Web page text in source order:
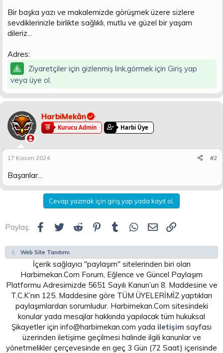
Bir başka yazı ve makalemizde görüşmek üzere sizlere
sevdiklerinizle birlikte sağlıklı, mutlu ve güzel bir yaşam
dileriz...
Adres:
Ziyaretçiler için gizlenmiş link,görmek için Giriş yap
veya üye ol.
HarbiMekân
Kurucu Admin Harbi Üye
17 Kasım 2024 #2
Başarılar...
Cevap yazmak için giriş yap yada kayıt ol.
Paylaş: Facebook
Twitter Reddit Pinterest
Tumblr WhatsApp
E-posta
Web Site Tanıtımı
İçerik sağlayıcı "paylaşım" sitelerinden biri olan
Harbimekan.Com Forum, Eğlence ve Güncel Paylaşım
Platformu Adresimizde 5651 Sayılı Kanun’un 8. Maddesine ve
T.C.K’nın 125. Maddesine göre TÜM ÜYELERİMİZ yaptıkları
paylaşımlardan sorumludur. Harbimekan.Com sitesindeki
konular yada mesajlar hakkında yapılacak tüm hukuksal
Şikayetler için info@harbimekan.com yada iletişim sayfası
üzerinden iletişime geçilmesi halinde ilgili kanunlar ve
yönetmelikler çerçevesinde en geç 3 Gün (72 Saat) içerisinde